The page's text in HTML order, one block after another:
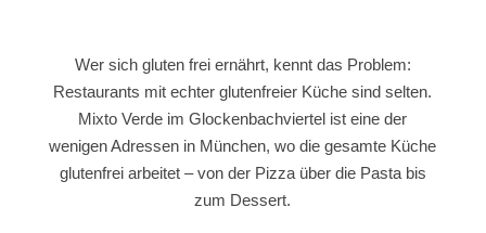
Wer sich gluten frei ernährt, kennt das Problem:
Restaurants mit echter glutenfreier Küche sind selten.
Mixto Verde im Glockenbachviertel ist eine der
wenigen Adressen in München, wo die gesamte Küche
glutenfrei arbeitet – von der Pizza über die Pasta bis
zum Dessert.